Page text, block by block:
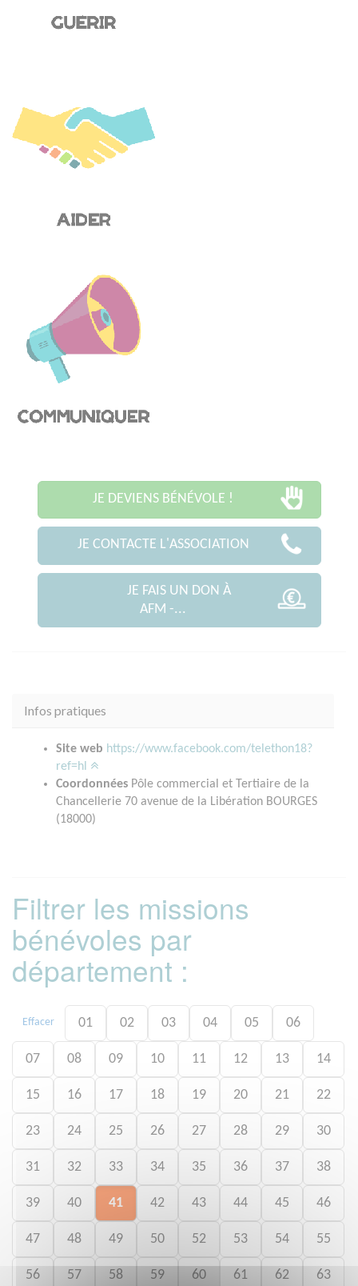
JE DEVIENS BÉNÉVOLE !
JE CONTACTE L'ASSOCIATION
JE FAIS UN DON À
AFM -...
Infos pratiques
Site web https://www.facebook.com/telethon18?
ref=hl
Coordonnées Pôle commercial et Tertiaire de la
Chancellerie 70 avenue de la Libération BOURGES
(18000)
Filtrer les missions
bénévoles par
département :
Effacer 01 02 03 04 05 06
07 08 09 10 11 12 13 14
15 16 17 18 19 20 21 22
23 24 25 26 27 28 29 30
31 32 33 34 35 36 37 38
39 40 41 42 43 44 45 46
47 48 49 50 52 53 54 55
56 57 58 59 60 61 62 63